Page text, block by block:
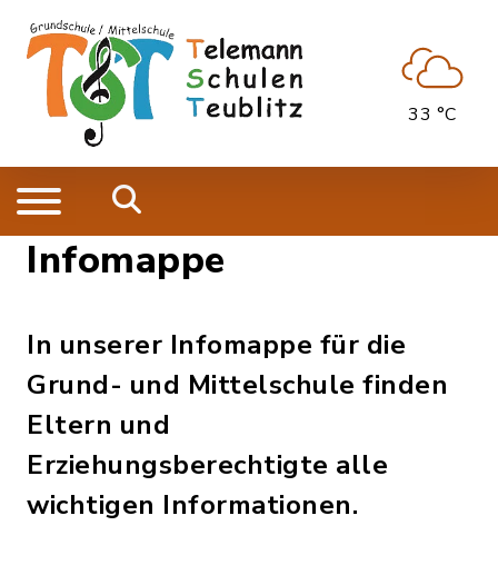
33 °C
Infomappe
In unserer Infomappe für die
Grund- und Mittelschule finden
Eltern und
Erziehungsberechtigte alle
wichtigen Informationen.